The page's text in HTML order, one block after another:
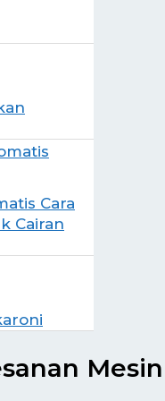
Cara
Cairan